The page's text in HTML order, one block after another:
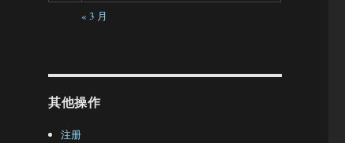
« 3 月
其他操作
注册